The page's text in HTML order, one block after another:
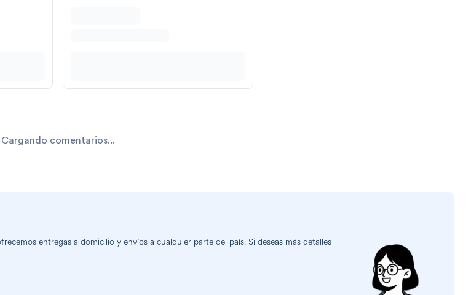
Cargando comentarios...
entregas a domicilio y envíos a cualquier parte del país. Si deseas más detalles